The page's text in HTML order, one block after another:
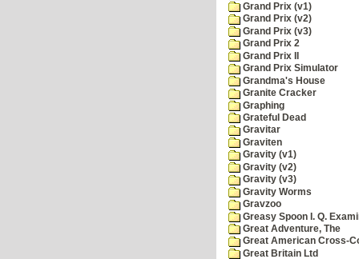
Grand Prix (v1)
Grand Prix (v2)
Grand Prix (v3)
Grand Prix 2
Grand Prix II
Grand Prix Simulator
Grandma's House
Granite Cracker
Graphing
Grateful Dead
Gravitar
Graviten
Gravity (v1)
Gravity (v2)
Gravity (v3)
Gravity Worms
Gravzoo
Greasy Spoon I. Q.
Great Adventure, The
Great American Cross-
Great Britain Ltd